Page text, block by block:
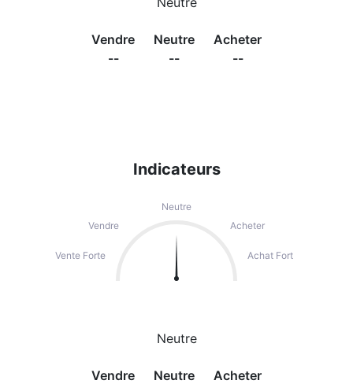
Vendre
--
Neutre
--
Acheter
--
Indicateurs
Neutre
Vendre
Acheter
Vente Forte Achat Fort
Neutre
Vendre
Neutre
Acheter